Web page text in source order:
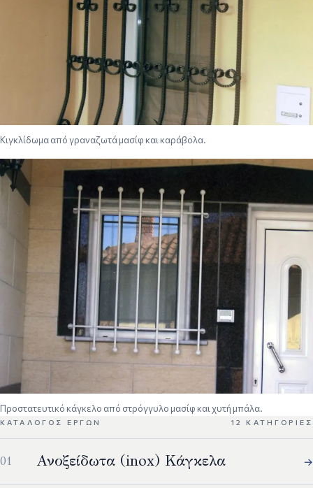
Κιγκλίδωμα από γραναζωτά μασίφ και καράβολα.
Προστατευτικό κάγκελο από στρόγγυλο μασίφ και χυτή μπάλα.
ΚΑΤΆΛΟΓΟΣ ΈΡΓΩΝ 12 ΚΑΤΗΓΟΡΊΕΣ
Ανοξείδωτα (inox) Κάγκελα →